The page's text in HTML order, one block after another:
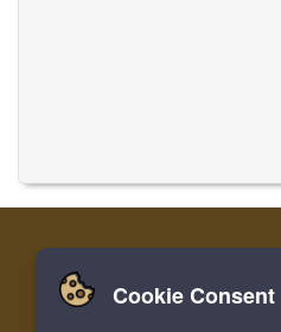
家 ログイン 登録
Cookie Consent